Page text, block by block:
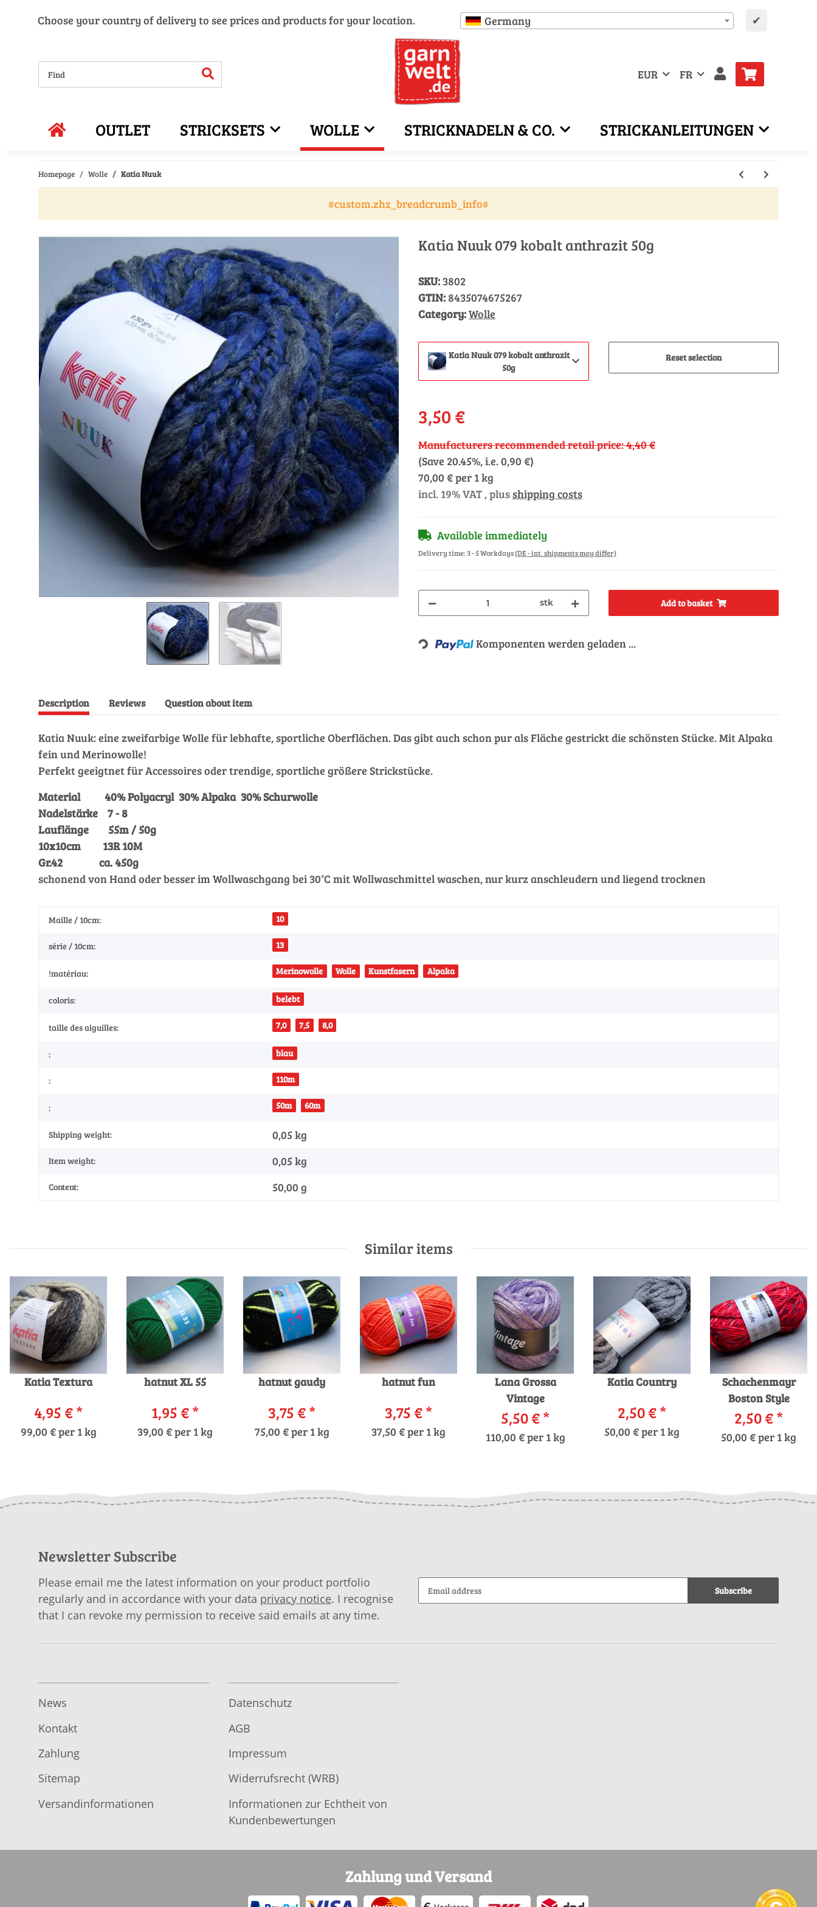
Choose your country of delivery to see prices and products for your location. Germany ✔
EUR FR
OUTLET STRICKSETS WOLLE STRICKNADELN & CO. STRICKANLEITUNGEN
Homepage Wolle Katia Nuuk
#custom.zhz_breadcrumb_info#
Katia Nuuk 079 kobalt anthrazit 50g
SKU: 3802
GTIN: 8435074675267
Category:Wolle
Katia Nuuk 079 kobalt anthrazit
50g
Reset selection
3,50 €
Manufacturers recommended retail price:4,40 €
(Save 20.45%, i.e.0,90 €)
70,00 € per 1 kg
incl. 19% VAT , plusshipping costs
Available immediately
Delivery time:3 - 5 Workdays(DE - int. shipments may differ)
stk Add to basket
Loading... Komponenten werden geladen ...
Description Reviews Question about item
Katia Nuuk: eine zweifarbige Wolle für lebhafte, sportliche Oberflächen. Das gibt auch schon pur als Fläche gestrickt die schönsten Stücke. Mit Alpaka
fein und Merinowolle!
Perfekt geeigtnet für Accessoires oder trendige, sportliche größere Strickstücke.
Material 40% Polyacryl 30% Alpaka 30% Schurwolle
Nadelstärke 7 - 8
Lauflänge 55m / 50g
10x10cm 13R 10M
Gr.42 ca. 450g
schonend von Hand oder besser im Wollwaschgang bei 30°C mit Wollwaschmittel waschen, nur kurz anschleudern und liegend trocknen
Maille / 10cm: 10
série / 10cm: 13
!matériau: Merinowolle Wolle Kunstfasern Alpaka
coloris: belebt
taille des aiguilles: 7,0 7,5 8,0
: blau
: 110m
: 50m 60m
Shipping weight: 0,05 kg
Item weight: 0,05 kg
Content: 50,00 g
Similar items
Katia Textura
4,95 €*
99,00 € per 1 kg
hatnut XL 55
1,95 €*
39,00 € per 1 kg
hatnut gaudy
3,75 €*
75,00 € per 1 kg
hatnut fun
3,75 €*
37,50 € per 1 kg
Lana Grossa
Vintage
5,50 €*
110,00 € per 1 kg
Katia Country
2,50 €*
50,00 € per 1 kg
Schachenmayr
Boston Style
2,50 €*
50,00 € per 1 kg
Newsletter Subscribe
Please email me the latest information on your product portfolio
regularly and in accordance with your data privacy notice. I recognise
that I can revoke my permission to receive said emails at any time.
Subscribe
News
Kontakt
Zahlung
Sitemap
Versandinformationen
Datenschutz
AGB
Impressum
Widerrufsrecht (WRB)
Informationen zur Echtheit von
Kundenbewertungen
Zahlung und Versand